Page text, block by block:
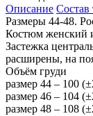
Описание Состав
Размеры 44-48.
Костюм женский
Застежка
расширены, на
Объём груди
размер 44 – 100
размер 46 – 104
размер 48 – 108